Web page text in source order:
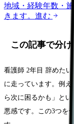
地域・経験年数・
きます。 進む
この記事で分け
看護師 2年目 辞めた
に走っています。例
ら次に困るかも」と
悪感です。この3つを